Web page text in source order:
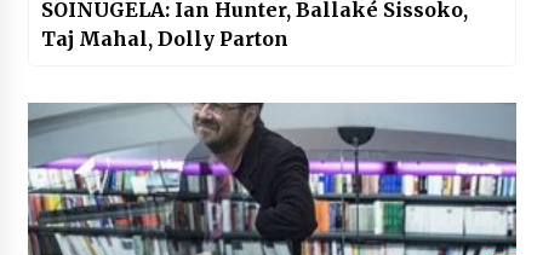
SOINUGELA: Ian Hunter, Ballaké Sissoko,
Taj Mahal, Dolly Parton